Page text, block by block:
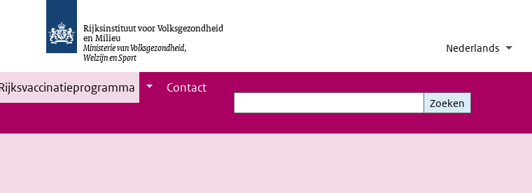
Rijksinstituut voor Volksgezondheid
en Milieu
Ministerie van Volksgezondheid,
Welzijn en Sport
Nederlands
Contact
Zoeken
Zoeken